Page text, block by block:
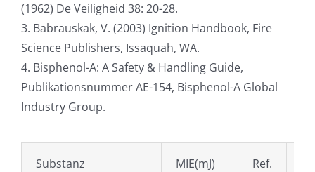
(1962) De Veiligheid 38: 20-28.
3. Babrauskak, V. (2003) Ignition Handbook, Fire
Science Publishers, Issaquah, WA.
4. Bisphenol-A: A Safety & Handling Guide,
Publikationsnummer AE-154, Bisphenol-A Global
Industry Group.
Substanz MIE(mJ) Ref.